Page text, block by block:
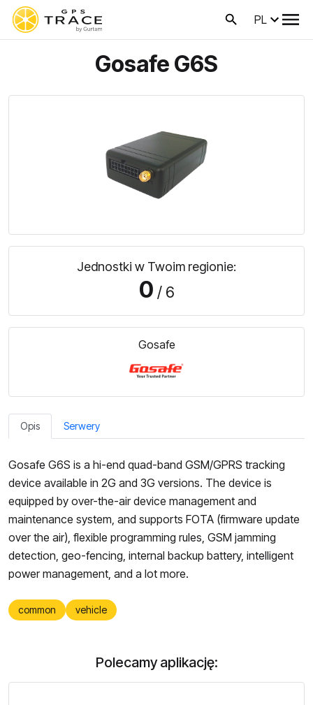
PL
Gosafe G6S
Jednostki w Twoim regionie:
0 / 6
Gosafe
Opis Serwery
Gosafe G6S is a hi-end quad-band GSM/GPRS tracking
device available in 2G and 3G versions. The device is
equipped by over-the-air device management and
maintenance system, and supports FOTA (firmware update
over the air), flexible programming rules, GSM jamming
detection, geo-fencing, internal backup battery, intelligent
power management, and a lot more.
common vehicle
Polecamy aplikację: